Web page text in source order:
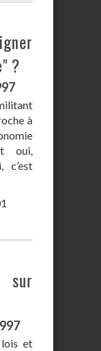
?
à
oui,
c’est
sur
et